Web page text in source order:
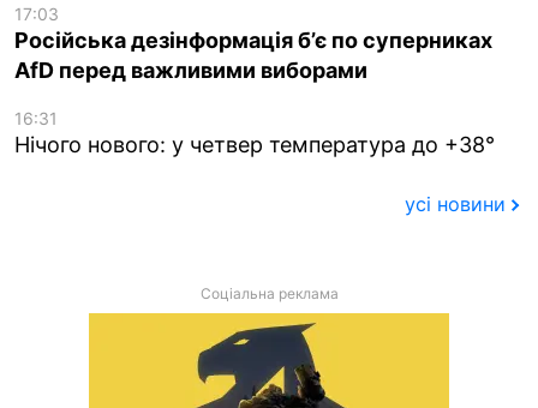
17:03
Російська дезінформація б’є по суперниках
AfD перед важливими виборами
16:31
Нічого нового: у четвер температура до +38°
усі новини
Соціальна реклама